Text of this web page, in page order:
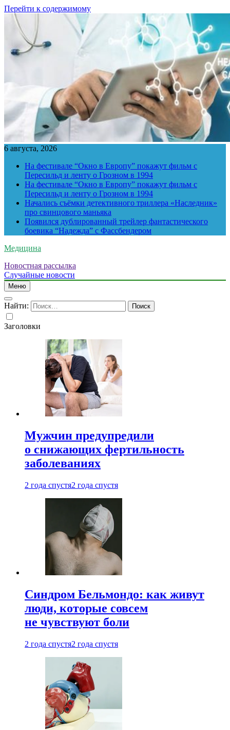
Перейти к содержимому
6 августа, 2026
На фестивале “Окно в Европу” покажут фильм с
Пересильд и ленту о Грозном в 1994
На фестивале “Окно в Европу” покажут фильм с
Пересильд и ленту о Грозном в 1994
Начались съёмки детективного триллера «Наследник»
про свинцового маньяка
Появился дублированный трейлер фантастического
боевика “Надежда” с Фассбендером
Медицина
Новостная рассылка
Случайные новости
Меню
Найти:
Заголовки
Мужчин предупредили
о снижающих фертильность
заболеваниях
2 года спустя2 года спустя
Синдром Бельмондо: как живут
люди, которые совсем
не чувствуют боли
2 года спустя2 года спустя